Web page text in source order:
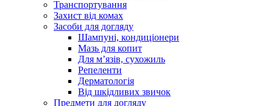
Транспортування
Захист від комах
Засоби для догляду
Шампуні, кондиціонери
Мазь для копит
Для м’язів, сухожиль
Репеленти
Дерматологія
Від шкідливих звичок
Предмети для догляду